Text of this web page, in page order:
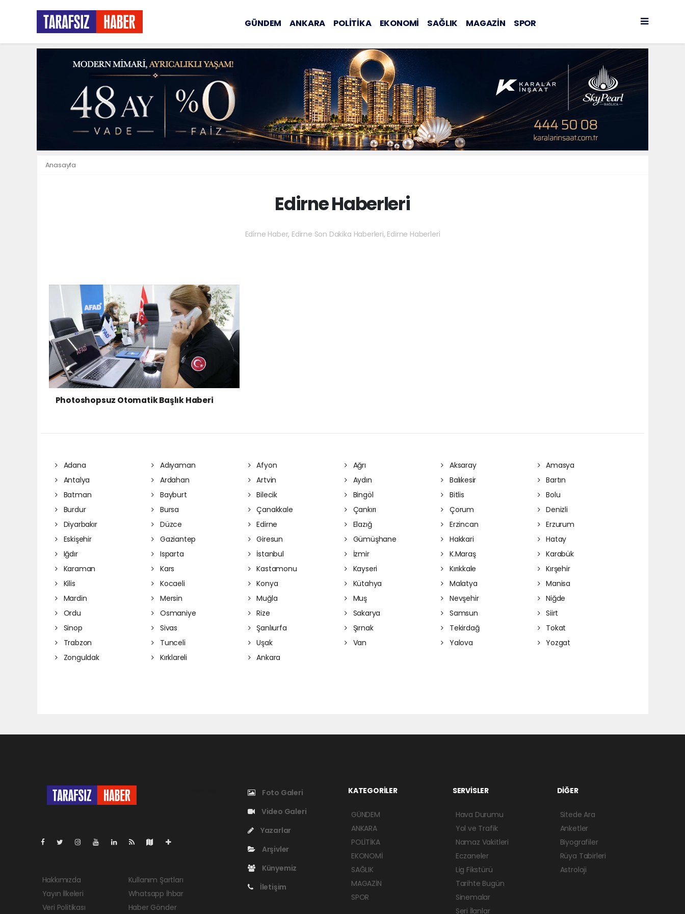
GÜNDEM ANKARA POLİTİKA EKONOMİ SAĞLIK MAGAZİN SPOR
Anasayfa
Edirne Haberleri
Edirne Haber, Edirne Son Dakika Haberleri, Edirne Haberleri
Photoshopsuz Otomatik Başlık Haberi
Adana Adıyaman Afyon Ağrı Aksaray
Amasya
Antalya
Ardahan Artvin Aydın Balıkesir
Bartın
Batman
Bayburt Bilecik Bingöl Bitlis
Bolu
Burdur
Bursa Çanakkale Çankırı Çorum
Denizli
Diyarbakır
Düzce Edirne Elazığ Erzincan
Erzurum
Eskişehir
Gaziantep Giresun Gümüşhane Hakkari
Hatay
Iğdır
Isparta İstanbul İzmir K.Maraş
Karabük
Karaman
Kars Kastamonu Kayseri Kırıkkale
Kırşehir
Kilis
Kocaeli Konya Kütahya Malatya
Manisa
Mardin
Mersin Muğla Muş Nevşehir
Niğde
Ordu
Osmaniye Rize Sakarya Samsun
Siirt
Sinop
Sivas Şanlıurfa Şırnak Tekirdağ
Tokat
Trabzon
Tunceli Uşak Van Yalova
Yozgat
Zonguldak
Kırklareli Ankara
Hakkımızda
Yayın İlkeleri
Veri Politikası
Kullanım Şartları
Whatsapp İhbar
Haber Gönder
Foto Galeri
Video Galeri
Yazarlar
Arşivler
Künyemiz
İletişim
KATEGORİLER
GÜNDEM
ANKARA
POLİTİKA
EKONOMİ
SAĞLIK
MAGAZİN
SPOR
SERVİSLER
Hava Durumu
Yol ve Trafik
Namaz Vakitleri
Eczaneler
Lig Fikstürü
Tarihte Bugün
Sinemalar
Seri İlanlar
DİĞER
Sitede Ara
Anketler
Biyografiler
Rüya Tabirleri
Astroloji